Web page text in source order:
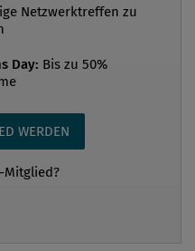
gut. Nicht, weil alle
Netzwerktreffen zu
Day: Bis zu 50%
WERDEN
Mitglied?